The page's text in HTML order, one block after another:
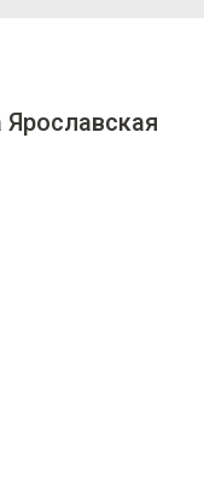
Ярославская